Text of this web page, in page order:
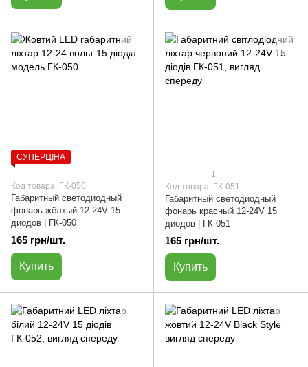
СУПЕРЦІНА
Код товара: ГК-050
Габаритный светодиодный
фонарь жёлтый 12-24V 15
диодов | ГК-050
165 грн/шт.
Купить
1
Код товара: ГК-051
Габаритный светодиодный
фонарь красный 12-24V 15
диодов | ГК-051
165 грн/шт.
Купить